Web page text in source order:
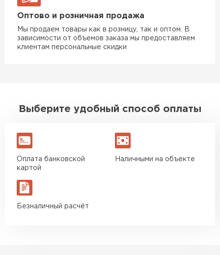
Оптово и розничная продажа
Мы продаем товары как в розницу, так и оптом. В
зависимости от объемов заказа мы предоставляем
клиентам персональные скидки
Выберите удобный способ оплаты
Оплата банковской
картой
Наличными на объекте
Безналичный расчёт
Доборные элементы для кровли
ПЕРЕЙТИ